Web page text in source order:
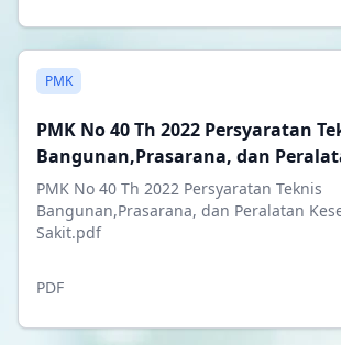
PMK
PMK No 40 Th 2022 Persyaratan
Bangunan,Prasarana, dan
Kesehatan Rumah Sakit.pdf
PMK No 40 Th 2022 Persyaratan Teknis
Bangunan,Prasarana, dan Peralatan
Sakit.pdf
PDF